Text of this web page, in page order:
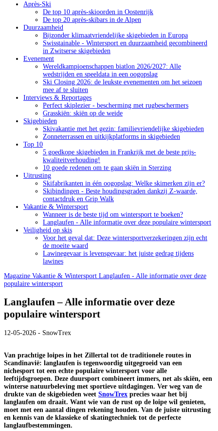
Après-Ski
De top 10 après-skioorden in Oostenrijk
De top 20 après-skibars in de Alpen
Duurzaamheid
Bijzonder klimaatvriendelijke skigebieden in Europa
Swisstainable - Wintersport en duurzaamheid gecombineerd
in Zwitserse skigebieden
Evenement
Wereldkampioenschappen biatlon 2026/2027: Alle
wedstrijden en speeldata in een oogopslag
Ski Closing 2026: de leukste evenementen om het seizoen
mee af te sluiten
Interviews & Reportages
Perfect skiplezier - bescherming met rugbeschermers
Grasskiën: skiën op de weide
Skigebieden
Skivakantie met het gezin: familievriendelijke skigebieden
Zonneterrassen en uitkijkplatforms in skigebieden
Top 10
5 goedkope skigebieden in Frankrijk met de beste prijs-
kwaliteitverhouding!
10 goede redenen om te gaan skiën in Sterzing
Uitrusting
Skifabrikanten in één oogopslag: Welke skimerken zijn er?
Skibindingen - Beste houdingsgraden dankzij Z-waarde,
contactdruk en Grip Walk
Vakantie & Wintersport
Wanneer is de beste tijd om wintersport te boeken?
Langlaufen - Alle informatie over deze populaire wintersport
Veiligheid op skis
Voor het geval dat: Deze wintersportverzekeringen zijn echt
de moeite waard
Lawinegevaar is levensgevaar: het juiste gedrag tijdens
lawines
Magazine Vakantie & Wintersport Langlaufen - Alle informatie over deze
populaire wintersport
Langlaufen – Alle informatie over deze
populaire wintersport
12-05-2026 - SnowTrex
Van prachtige loipes in het Zillertal tot de traditionele routes in
Scandinavië: langlaufen is tegenwoordig uitgegroeid van een
nichesport tot een echte populaire wintersport voor alle
leeftijdsgroepen. Deze duursport combineert immers, net als skiën, een
winterse natuurbeleving met sportieve uitdagingen. Ver weg van de
drukte van de skigebieden weet SnowTrex precies waar het bij
langlaufen om draait. Want wie van de rust op de loipe wil genieten,
moet met een aantal dingen rekening houden. Van de juiste uitrusting
en kennis van de klassieke of skatingtechniek tot de perfecte
langlaufbestemmingen.